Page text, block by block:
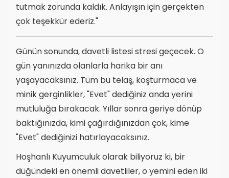
tutmak zorunda kaldık. Anlayışın için gerçekten
çok teşekkür ederiz."
Günün sonunda, davetli listesi stresi geçecek. O
gün yanınızda olanlarla harika bir anı
yaşayacaksınız. Tüm bu telaş, koşturmaca ve
minik gerginlikler, "Evet" dediğiniz anda yerini
mutluluğa bırakacak. Yıllar sonra geriye dönüp
baktığınızda, kimi çağırdığınızdan çok, kime
"Evet" dediğinizi hatırlayacaksınız.
Hoşhanlı Kuyumculuk olarak biliyoruz ki, bir
düğündeki en önemli davetliler, o yemini eden iki